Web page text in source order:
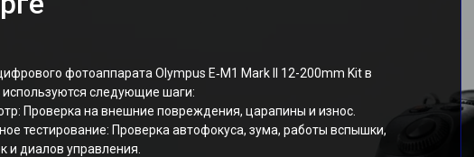
фотоаппарата Olympus E‑M1 Mark II 12-200mm Kit в
следующие шаги:
Проверка на внешние повреждения, царапины и износ.
тестирование: Проверка автофокуса, зума, работы вспышки,
и диалов управления.